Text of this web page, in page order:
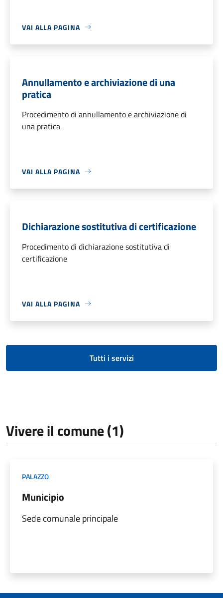
VAI ALLA PAGINA
Annullamento e archiviazione di una
pratica
Procedimento di annullamento e archiviazione di
una pratica
VAI ALLA PAGINA
Dichiarazione sostitutiva di certificazione
Procedimento di dichiarazione sostitutiva di
certificazione
VAI ALLA PAGINA
Tutti i servizi
Vivere il comune (1)
PALAZZO
Municipio
Sede comunale principale